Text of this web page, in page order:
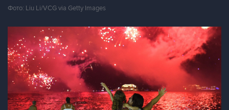
Фото: Liu Li/VCG via Getty Images